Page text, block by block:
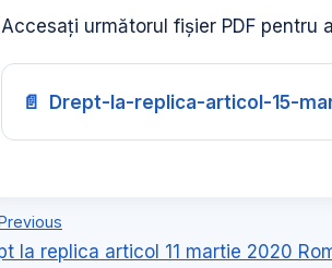
Accesați următorul fișier PDF pentru
Drept-la-replica-articol-15-
la replica articol 11 martie 2020